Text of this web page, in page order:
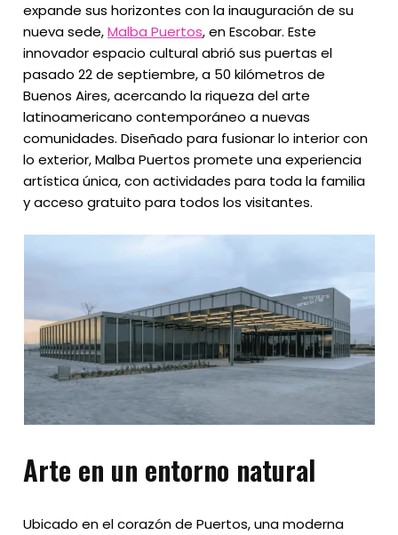
expande sus horizontes con la inauguración de su
nueva sede,Malba Puertos, en Escobar. Este
innovador espacio cultural abrió sus puertas el
pasado 22 de septiembre, a 50 kilómetros de
Buenos Aires, acercando la riqueza del arte
latinoamericano contemporáneo a nuevas
comunidades. Diseñado para fusionar lo interior con
lo exterior, Malba Puertos promete una experiencia
artística única, con actividades para toda la familia
y acceso gratuito para todos los visitantes.
Arte en un entorno natural
Ubicado en el corazón de Puertos, una moderna